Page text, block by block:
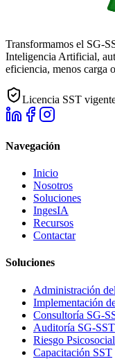
Transformamos el SG-
Inteligencia Artificial,
eficiencia, menos carga
Licencia SST
Navegación
Inicio
Nosotros
Soluciones
IngesIA
Recursos
Contactar
Soluciones
Administración
Implementación
Consultoría SG-
Auditoría SG-SST
Riesgo Psicosocial
Capacitación SST